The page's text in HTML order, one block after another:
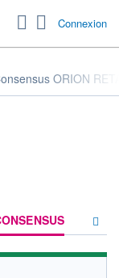
Connexion
ORION